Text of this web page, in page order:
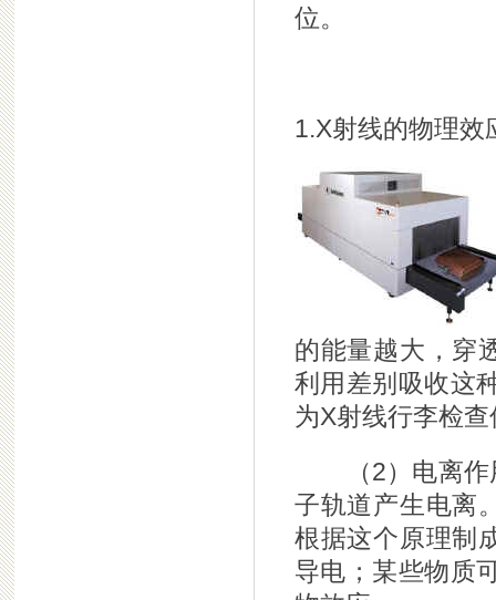
位。
1.X射线的物理效
的能量越大，穿
利用差别吸收这
为X射线行李检查
（2）电离作用
子轨道产生电离
根据这个原理制
导电；某些物质